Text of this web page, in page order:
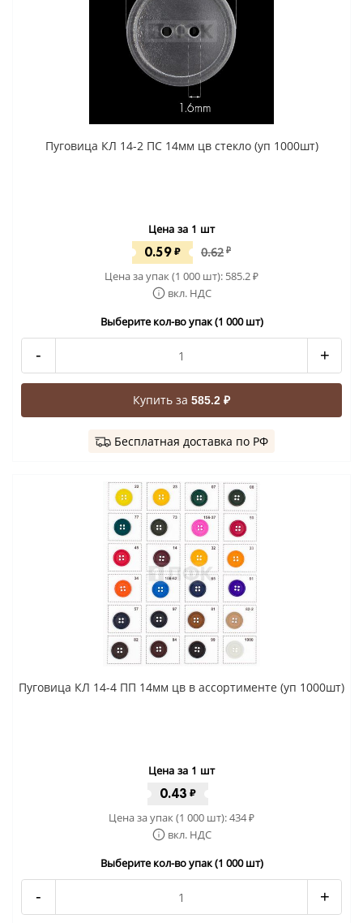
Пуговица КЛ 14-2 ПС 14мм цв стекло (уп 1000шт)
Цена за 1 шт
0.59₽ 0.62 ₽
Цена за упак (1 000 шт): 585.2₽
вкл. НДС
Выберите кол-во упак (1 000 шт)
- +
Купить за 585.2 ₽
Бесплатная доставка по РФ
Пуговица КЛ 14-4 ПП 14мм цв в ассортименте (уп 1000шт)
Цена за 1 шт
0.43 ₽
Цена за упак (1 000 шт):434₽
вкл. НДС
Выберите кол-во упак (1 000 шт)
- +